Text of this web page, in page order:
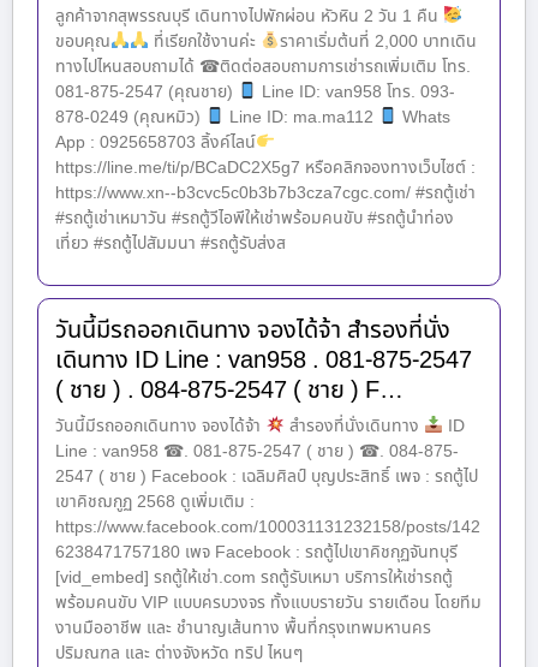
ลูกค้าจากสุพรรณบุรี เดินทางไปพักผ่อน หัวหิน 2 วัน 1 คืน
ขอบคุณ
ที่เรียกใช้งานค่ะ
ราคาเริ่มต้นที่ 2,000 บาทเดิน
ทางไปไหนสอบถามได้ ☎ติดต่อสอบถามการเช่ารถเพิ่มเติม โทร.
081-875-2547 (คุณชาย)
Line ID: van958 โทร. 093-
878-0249 (คุณหมิว)
Line ID: ma.ma112
Whats
App : 0925658703 ลิ้งค์ไลน์
https://line.me/ti/p/BCaDC2X5g7 หรือคลิกจองทางเว็บไซต์ :
https://www.xn--b3cvc5c0b3b7b3cza7cgc.com/ #รถตู้เช่า
#รถตู้เช่าเหมาวัน #รถตู้วีไอพีให้เช่าพร้อมคนขับ #รถตู้นำท่อง
เที่ยว #รถตู้ไปสัมมนา #รถตู้รับส่งส
วันนี้มีรถออกเดินทาง จองได้จ้า สำรองที่นั่ง
เดินทาง ID Line : van958 . 081-875-2547
( ชาย ) . 084-875-2547 ( ชาย ) F…
วันนี้มีรถออกเดินทาง จองได้จ้า สำรองที่นั่งเดินทาง
ID
Line : van958 ☎. 081-875-2547 ( ชาย ) ☎. 084-875-
2547 ( ชาย ) Facebook : เฉลิมศิลป์ บุญประสิทธิ์ เพจ : รถตู้ไป
เขาคิชฌกูฏ 2568 ดูเพิ่มเติม :
https://www.facebook.com/100031131232158/posts/142
6238471757180 เพจ Facebook : รถตู้ไปเขาคิชกุฏจันทบุรี
[vid_embed] รถตู้ให้เช่า.com รถตู้รับเหมา บริการให้เช่ารถตู้
พร้อมคนขับ VIP แบบครบวงจร ทั้งแบบรายวัน รายเดือน โดยทีม
งานมืออาชีพ และ ชำนาญเส้นทาง พื้นที่กรุงเทพมหานคร
ปริมณฑล และ ต่างจังหวัด ทริป ไหนๆ